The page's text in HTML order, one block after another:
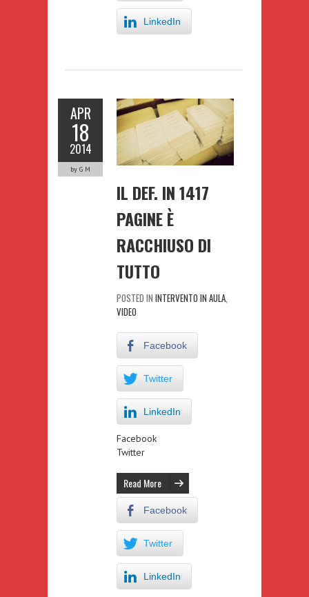
LinkedIn
APR
18
2014
by G M
IL DEF. IN 1417
PAGINE È
RACCHIUSO DI
TUTTO
POSTED IN INTERVENTO IN AULA
VIDEO
Facebook
Twitter
LinkedIn
Facebook
Twitter
Read More
Facebook
Twitter
LinkedIn